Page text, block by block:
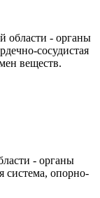
области - органы
сосудистая
веществ.
- органы
система, опорно-